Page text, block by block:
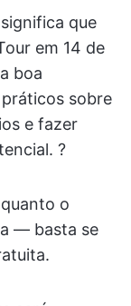
que
em 14 de
boa
sobre
e fazer
?
o
— basta se